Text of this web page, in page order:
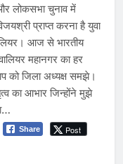
लोकसभा चुनाव में
प्राप्त करना है युवा
आज से भारतीय
महानगर का हर
को जिला अध्यक्ष समझे।
का आभार जिन्होंने मुझे
Share Post